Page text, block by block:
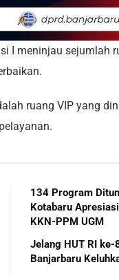
I meninjau sejumlah
ruang VIP yang
134 Program
Kotabaru
KKN-PPM UGM
Jelang HUT RI ke-
Banjarbaru